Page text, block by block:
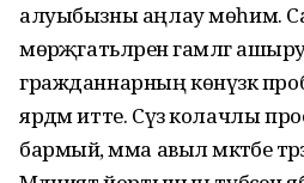
алуыбызны аңлау мөһим.
мөрәҗәгатьләрен гамәлгә
гражданнарның көнүзәк
ярдәм итте. Сүз колачлы
бармый, әмма авыл мәктәбе